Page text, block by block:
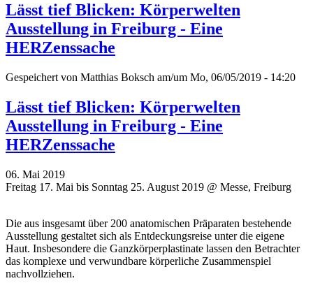
Lässt tief Blicken: Körperwelten
Ausstellung in Freiburg - Eine
HERZenssache
Gespeichert von Matthias Boksch am/um Mo, 06/05/2019 - 14:20
Lässt tief Blicken: Körperwelten
Ausstellung in Freiburg - Eine
HERZenssache
06. Mai 2019
Freitag 17. Mai bis Sonntag 25. August 2019 @ Messe, Freiburg
Die aus insgesamt über 200 anatomischen Präparaten bestehende
Ausstellung gestaltet sich als Entdeckungsreise unter die eigene
Haut. Insbesondere die Ganzkörperplastinate lassen den Betrachter
das komplexe und verwundbare körperliche Zusammenspiel
nachvollziehen.